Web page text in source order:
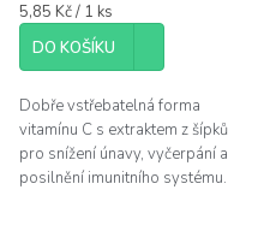
Měrná
cena:
5,85 Kč / 1 ks
DO KOŠÍKU
Dobře vstřebatelná forma
vitamínu C s extraktem z šípků
pro snížení únavy, vyčerpání a
posilnění imunitního systému.